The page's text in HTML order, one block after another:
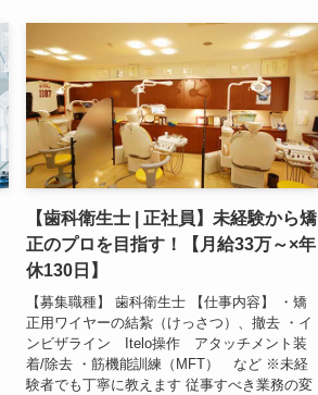
【歯科衛生士 | 正社員】未経験から矯
正のプロを目指す！【月給33万～×年
休130日】
【募集職種】 歯科衛生士 【仕事内容】 ・矯
正用ワイヤーの結紮（けっさつ）、撤去 ・イ
ンビザライン Itelo操作 アタッチメント装
着/除去 ・筋機能訓練（MFT） など ※未経
験者でも丁寧に教えます 従事すべき業務の変